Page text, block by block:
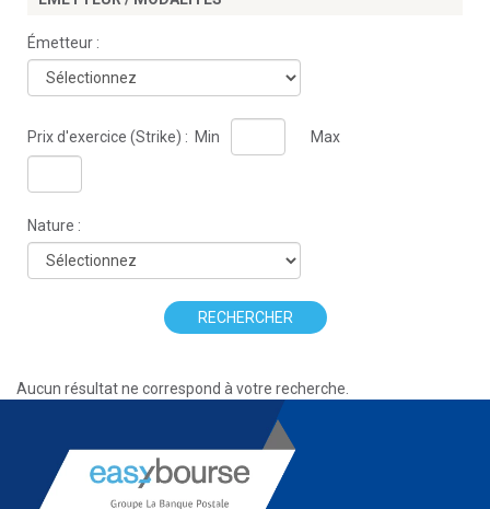
Émetteur :
Prix d'exercice (Strike) : Min Max
Nature :
RECHERCHER
Aucun résultat ne correspond à votre recherche.